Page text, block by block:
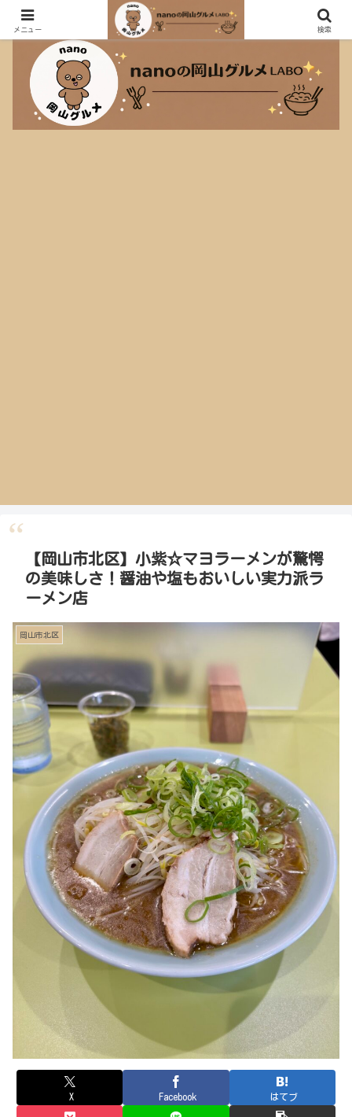
おしゃれなカフェも大盛り定食も大好きなnanoのグルメブログ！
【岡山市北区】小紫☆マヨラーメンが驚愕
の美味しさ！醤油や塩もおいしい実力派ラ
ーメン店
岡山市北区
X Facebook はてブ
メニュー 検索